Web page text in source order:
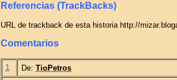
Referencias (TrackBacks)
URL de trackback de esta historia http://
Comentarios
1 De: TioPetros